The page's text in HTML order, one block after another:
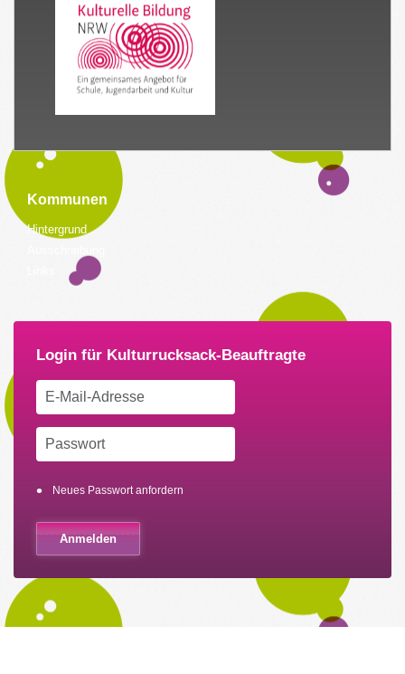
Kommunen
Hintergrund
Neues Passwort anfordern